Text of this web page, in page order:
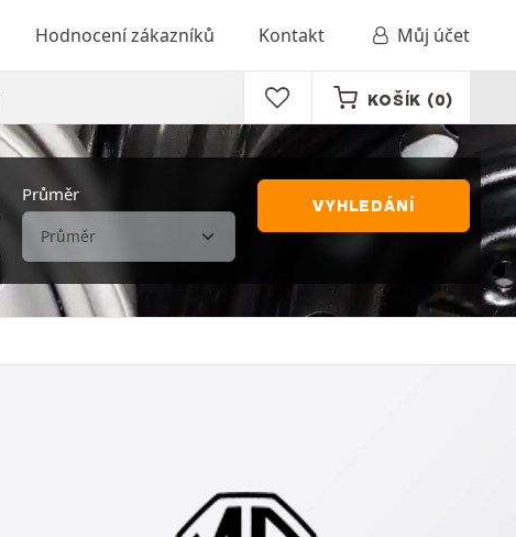
Hodnocení zákazníků Kontakt Můj účet
KOŠÍK (0)
Průměr
VYHLEDÁNÍ